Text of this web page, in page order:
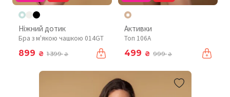
Ніжний дотик
Бра з м'якою чашкою 014GT
899 ₴ 1 399₴
Активки
Топ 106A
499 ₴ 999₴